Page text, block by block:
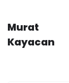
Murat
Kayacan